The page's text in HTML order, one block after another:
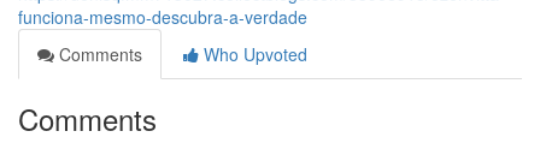
funciona-mesmo-descubra-a-verdade
Comments
Who Upvoted
Comments